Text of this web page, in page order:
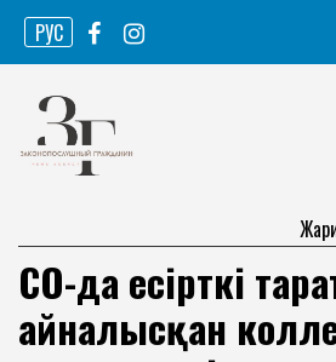
Skip
content
РУС
СҚО-да есірткі
айналысқан